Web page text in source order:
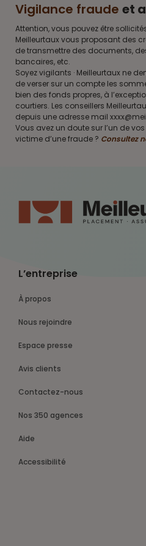
Vigilance fraude et
Attention, vous pouvez être
Meilleurtaux vous proposant des
de transmettre des documents,
bancaires, etc.
Soyez vigilants · Meilleurtaux ne
de verser sur un compte les
bien des fonds propres, à
courtiers. Les conseillers
depuis une adresse mail
Vous avez un doute sur l’un de
victime d’une fraude ? Consultez
L’entreprise
À propos
Nous rejoindre
Espace presse
Avis clients
Contactez-nous
Nos 350 agences
Aide
Accessibilité